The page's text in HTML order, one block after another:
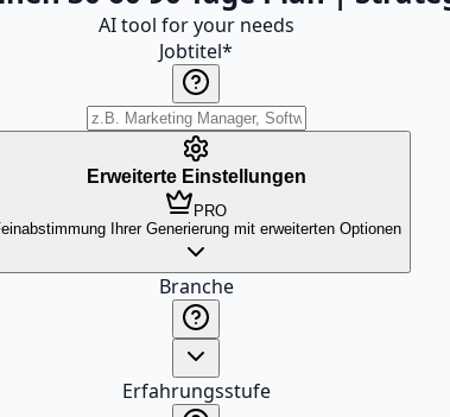
AI tool for your needs
Jobtitel*
Erweiterte Einstellungen
PRO
Ihrer Generierung mit erweiterten Optionen
Branche
Erfahrungsstufe